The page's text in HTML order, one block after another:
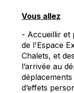
Vous allez
- Accueillir et
de l'Espace
Chalets, et des
l’arrivée au
d’effets